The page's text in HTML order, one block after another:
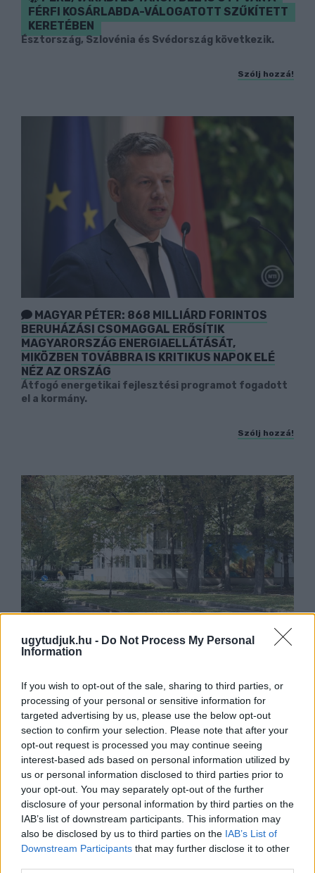
ugytudjuk.hu - Do Not Process My Personal
Information
If you wish to opt-out of the sale, sharing to third parties, or
processing of your personal or sensitive information for
targeted advertising by us, please use the below opt-out
section to confirm your selection. Please note that after your
opt-out request is processed you may continue seeing
interest-based ads based on personal information utilized by
us or personal information disclosed to third parties prior to
your opt-out. You may separately opt-out of the further
disclosure of your personal information by third parties on the
IAB’s list of downstream participants. This information may
also be disclosed by us to third parties on the IAB’s List of
Downstream Participants that may further disclose it to other
FÉRFI KOSÁRLABDA-VÁLOGATOTT SZŰKÍTETT
KERETÉBEN
Észtország, Szlovénia és Svédország következik.
Szólj hozzá!
MAGYAR PÉTER: 868 MILLIÁRD FORINTOS
BERUHÁZÁSI CSOMAGGAL ERŐSÍTIK
MAGYARORSZÁG ENERGIAELLÁTÁSÁT,
MIKÖZBEN TOVÁBBRA IS KRITIKUS NAPOK ELÉ
NÉZ AZ ORSZÁG
Átfogó energetikai fejlesztési programot fogadott
el a kormány.
Szólj hozzá!
KRESZ-PARKOT GYŐRBEN – CSALÁDI
PROGRAMOKKAL ÜNNEPLIK A FELÚJÍTÁST
Ügyességi versenyek, KRESZ-kvíz, ingyenes
kerékpár- és e-rollerjelölés is várja a családokat
augusztus 8-án.
Szólj hozzá!